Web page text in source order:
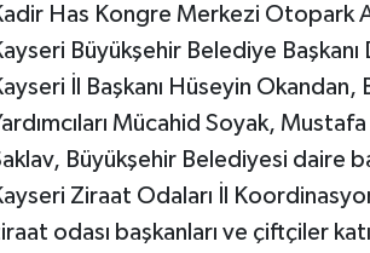
Has Kongre Merkezi Otopark
Büyükşehir Belediye Başkanı
İl Başkanı Hüseyin
Mücahid Soyak,
Büyükşehir Belediyesi daire
Ziraat Odaları İl
odası başkanları ve çiftçiler